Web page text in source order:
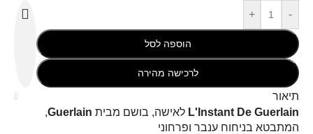
-
+
הוספה לסל
לרכישה מהירה
תיאור
L'Instant De Guerlain לאישה, בושם מבית Guerlain
,
המתבטא בניחוח ענבר ופרחוני